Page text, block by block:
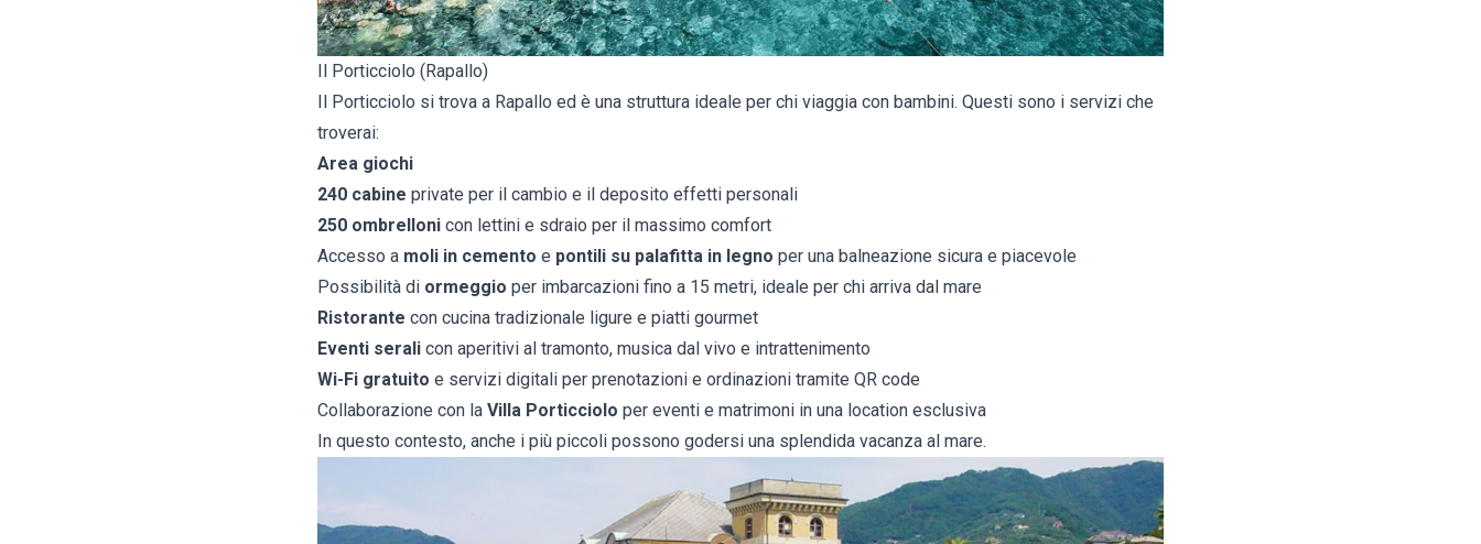
Il Porticciolo (Rapallo)
Il Porticciolo si trova a Rapallo ed è una struttura ideale per chi viaggia con bambini. Questi sono i servizi che
troverai:
Area giochi
240 cabine private per il cambio e il deposito effetti personali
250 ombrelloni con lettini e sdraio per il massimo comfort
Accesso a moli in cemento e pontili su palafitta in legno per una balneazione sicura e piacevole
Possibilità di ormeggio per imbarcazioni fino a 15 metri, ideale per chi arriva dal mare
Ristorante con cucina tradizionale ligure e piatti gourmet
Eventi serali con aperitivi al tramonto, musica dal vivo e intrattenimento
Wi-Fi gratuito e servizi digitali per prenotazioni e ordinazioni tramite QR code
Collaborazione con la Villa Porticciolo per eventi e matrimoni in una location esclusiva
In questo contesto, anche i più piccoli possono godersi una splendida vacanza al mare.